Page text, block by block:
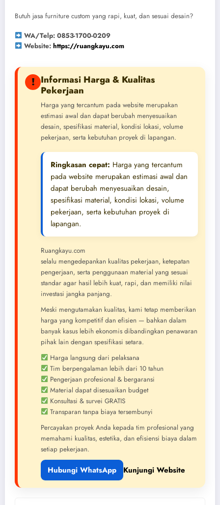
Butuh jasa furniture custom yang rapi, kuat, dan sesuai desain?
WA/Telp: 0853-1700-0209
Website:https://ruangkayu.com
! Informasi Harga & Kualitas
Pekerjaan
Harga yang tercantum pada website merupakan
estimasi awal dan dapat berubah menyesuaikan
desain, spesifikasi material, kondisi lokasi, volume
pekerjaan, serta kebutuhan proyek di lapangan.
Ringkasan cepat: Harga yang tercantum
pada website merupakan estimasi awal dan
dapat berubah menyesuaikan desain,
spesifikasi material, kondisi lokasi, volume
pekerjaan, serta kebutuhan proyek di
lapangan.
Ruangkayu.com
selalu mengedepankan kualitas pekerjaan, ketepatan
pengerjaan, serta penggunaan material yang sesuai
standar agar hasil lebih kuat, rapi, dan memiliki nilai
investasi jangka panjang.
Meski mengutamakan kualitas, kami tetap memberikan
harga yang kompetitif dan efisien — bahkan dalam
banyak kasus lebih ekonomis dibandingkan penawaran
pihak lain dengan spesifikasi setara.
Harga langsung dari pelaksana
Tim berpengalaman lebih dari 10 tahun
Pengerjaan profesional & bergaransi
Material dapat disesuaikan budget
Konsultasi & survei GRATIS
Transparan tanpa biaya tersembunyi
Percayakan proyek Anda kepada tim profesional yang
memahami kualitas, estetika, dan efisiensi biaya dalam
setiap pekerjaan.
Hubungi WhatsApp Kunjungi Website